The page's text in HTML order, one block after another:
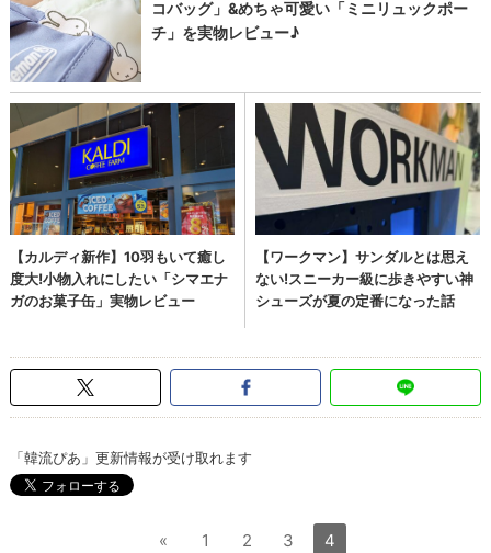
「韓流ぴあ」更新情報が受け取れます
« 1 2 3 4